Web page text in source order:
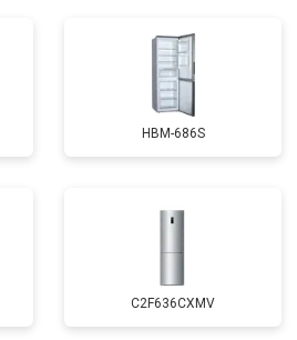
HBM-686S
C2F636CXMV